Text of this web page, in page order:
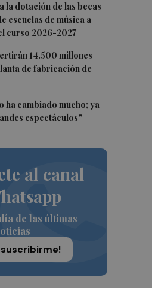
la dotación de las becas
escuelas de música a
curso 2026-2027
14.500 millones
de fabricación de
ha cambiado mucho; ya
espectáculos”
al canal
de las últimas
suscribirme!